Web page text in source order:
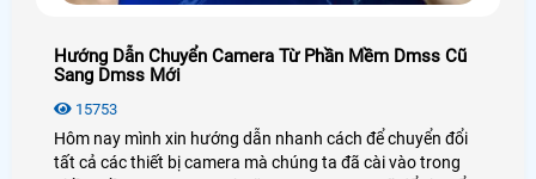
Hướng Dẫn Chuyển Camera Từ Phần Mềm Dmss Cũ
Sang Dmss Mới
15753
Hôm nay mình xin hướng dẫn nhanh cách để chuyển đổi
tất cả các thiết bị camera mà chúng ta đã cài vào trong